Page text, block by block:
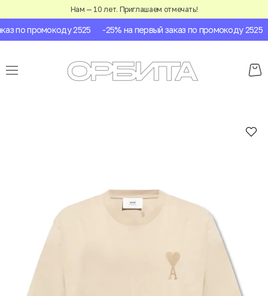
Нам — 10 лет. Приглашаем отмечать!
по промокоду 2525 -25% на первый заказ по промокоду 2525